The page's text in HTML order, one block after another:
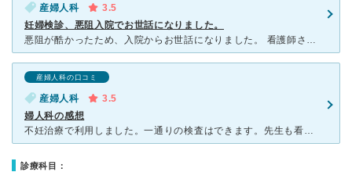
産婦人科
3.5
妊婦検診、悪阻入院でお世話になりました。
悪阻が酷かったため、入院からお世話になりました。 看護師さんは優しく、またパキパキされた方が多く、安心してお世話になることができました。妊婦検診は医師が行ってくれるのも、安心がありました。医師の検診
産婦人科の口コミ
産婦人科
3.5
婦人科の感想
不妊治療で利用しました。一通りの検査はできます。先生も看護師さんも親切ですし、わからないことは嫌な顔をせず教えてくれ、よい病院です。タイミング法でうまくいかず、人工授精に進みました。ただ、専門の病院で
診療科目：